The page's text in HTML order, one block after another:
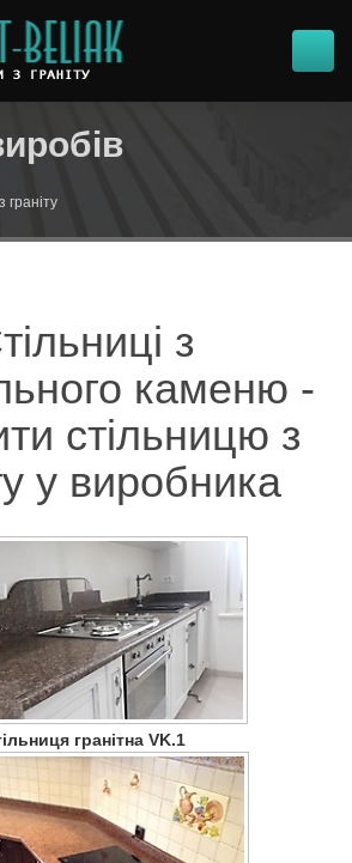
граніту
з
каменю -
стільницю з
у виробника
гранітна VK.1